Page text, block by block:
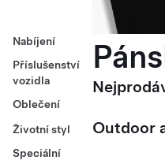
Nabíjení
Příslušenství
vozidla
Oblečení
Životní styl
Speciální
Outdoor